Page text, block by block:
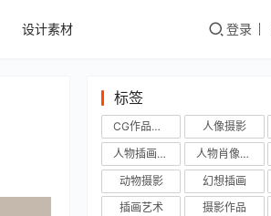
设计素材 登录
标签
CG作品欣赏 人像摄影
人物插画欣赏
人物肖像插画
动物摄影
幻想插画
插画艺术
摄影作品